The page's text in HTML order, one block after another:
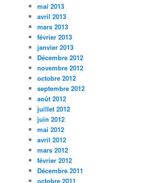
mai 2013
avril 2013
mars 2013
février 2013
janvier 2013
Décembre 2012
novembre 2012
octobre 2012
septembre 2012
août 2012
juillet 2012
juin 2012
mai 2012
avril 2012
mars 2012
février 2012
Décembre 2011
octobre 2011